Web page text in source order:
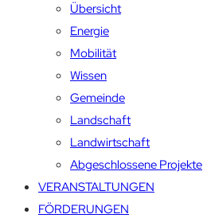
Übersicht
Energie
Mobilität
Wissen
Gemeinde
Landschaft
Landwirtschaft
Abgeschlossene Projekte
VERANSTALTUNGEN
FÖRDERUNGEN